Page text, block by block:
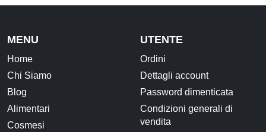
MENU
Home
Chi Siamo
Blog
Alimentari
Cosmesi
UTENTE
Ordini
Dettagli account
Password dimenticata
Condizioni generali di
vendita